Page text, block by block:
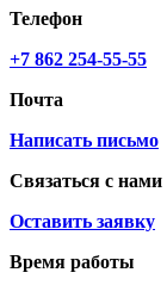
Телефон
+7 862 254-55-55
Почта
Написать письмо
Связаться с нами
Оставить заявку
Время работы